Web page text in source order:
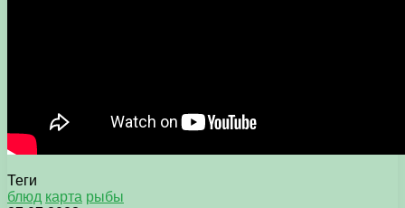
Теги
блюд карта рыбы